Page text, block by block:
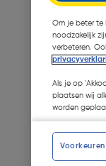
Om je beter te
noodzakelijk
verbeteren.
Als je op
plaatsen wij
worden